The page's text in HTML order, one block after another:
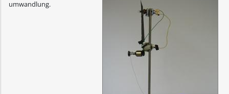
umwandlung.